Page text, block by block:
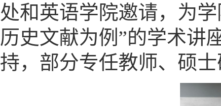
处和英语学院邀请，为
历史文献为例”的学术讲
持，部分专任教师、硕